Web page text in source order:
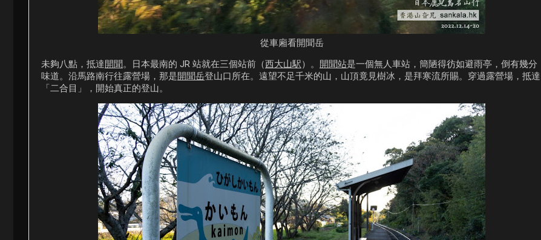
從車廂看開聞岳
未夠八點，抵達開聞。日本最南的 JR 站就在三個站前（西大山駅）。 開聞站是一個無人車站，簡陋得彷如避雨亭，倒有幾分
味道。沿馬路南行往露營場，那是開聞岳登山口所在。遠望不足千米的山，山頂竟見樹冰，是拜寒流所賜。穿過露營場，抵達
「二合目」，開始真正的登山。